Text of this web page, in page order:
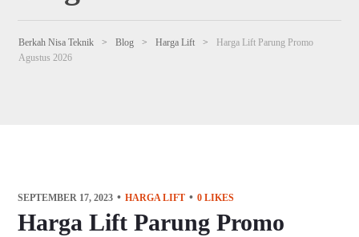
Berkah Nisa Teknik > Blog > Harga Lift >
Harga Lift Parung Promo
Agustus 2026
SEPTEMBER 17, 2023 HARGA LIFT 0 LIKES
Harga Lift Parung Promo